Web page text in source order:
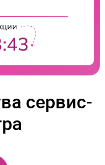
сервис-